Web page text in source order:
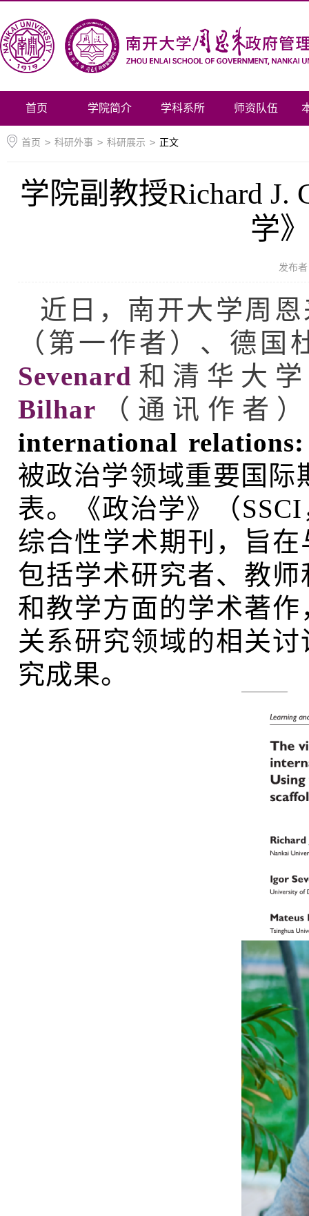
首页 学院简介 学科系所 师资队伍
首页 > 科研外事 > 科研展示 > 正文
学院副教授Richard
学
发布
近日，南开大学周
（第一作者）、德
Sevenard 和清华大
Bilhar （通讯作者
international
被政治学领域重要国际
表。《政治学》（
综合性学术期刊，旨
包括学术研究者、教
和教学方面的学术著
关系研究领域的相关
究成果。